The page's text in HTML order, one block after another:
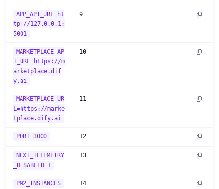
APP_API_URL=ht
tp://127.0.0.1:
5001
9
MARKETPLACE_AP
I_URL=https://m
arketplace.dif
y.ai
10
MARKETPLACE_UR
L=https://marke
tplace.dify.ai
11
PORT=3000 12
NEXT_TELEMETRY
_DISABLED=1
13
PM2_INSTANCES=
14